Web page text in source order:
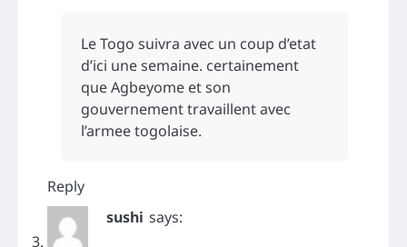
Le Togo suivra avec un coup d’etat
d’ici une semaine. certainement
que Agbeyome et son
gouvernement travaillent avec
l’armee togolaise.
Reply
sushi says: